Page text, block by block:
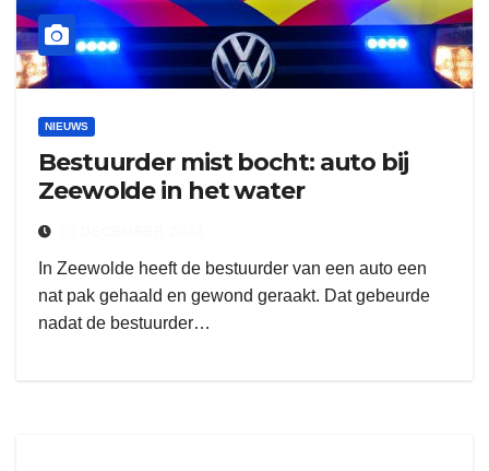
NIEUWS
Bestuurder mist bocht: auto bij
Zeewolde in het water
In Zeewolde heeft de bestuurder van een auto een
nat pak gehaald en gewond geraakt. Dat gebeurde
nadat de bestuurder…